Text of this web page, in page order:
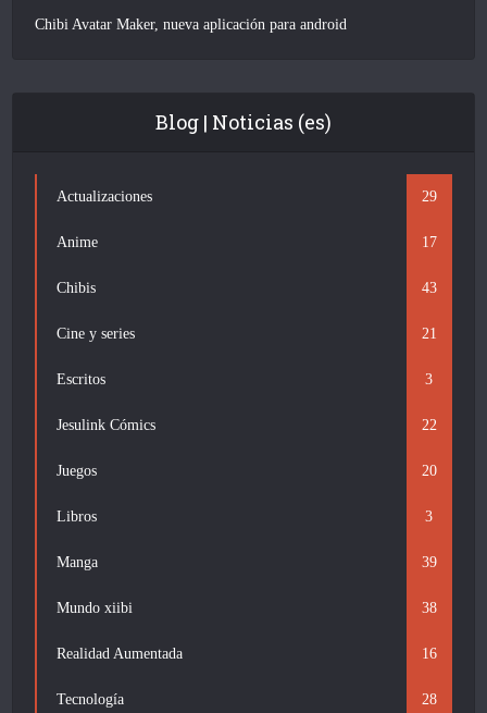
Chibi Avatar Maker, nueva aplicación para android
Blog | Noticias (es)
Actualizaciones 29
Anime 17
Chibis 43
Cine y series 21
Escritos 3
Jesulink Cómics 22
Juegos 20
Libros 3
Manga 39
Mundo xiibi 38
Realidad Aumentada 16
Tecnología 28